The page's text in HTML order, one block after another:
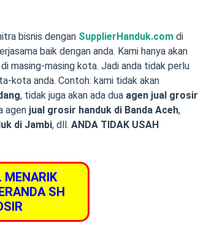
bisnis dengan SupplierHanduk.com di
baik dengan anda. Kami hanya akan
masing-masing kota. Jadi anda tidak perlu
kota anda. Contoh: kami tidak akan
, tidak juga akan ada dua agen jual grosir
agen jual grosir handuk di Banda Aceh,
di Jambi, dll. ANDA TIDAK USAH
MENARIK
SH